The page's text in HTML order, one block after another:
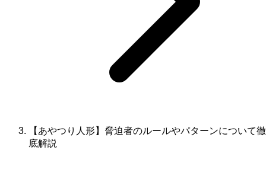
【あやつり人形】脅迫者のルールやパターンについて徹
底解説